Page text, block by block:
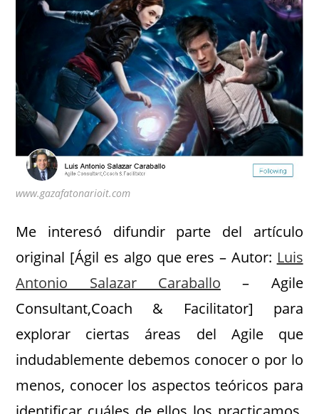
www.gazafatonarioit.com
Me interesó difundir parte del artículo
original [Ágil es algo que eres – Autor: Luis
Antonio Salazar Caraballo – Agile
Consultant,Coach & Facilitator] para
explorar ciertas áreas del Agile que
indudablemente debemos conocer o por lo
menos, conocer los aspectos teóricos para